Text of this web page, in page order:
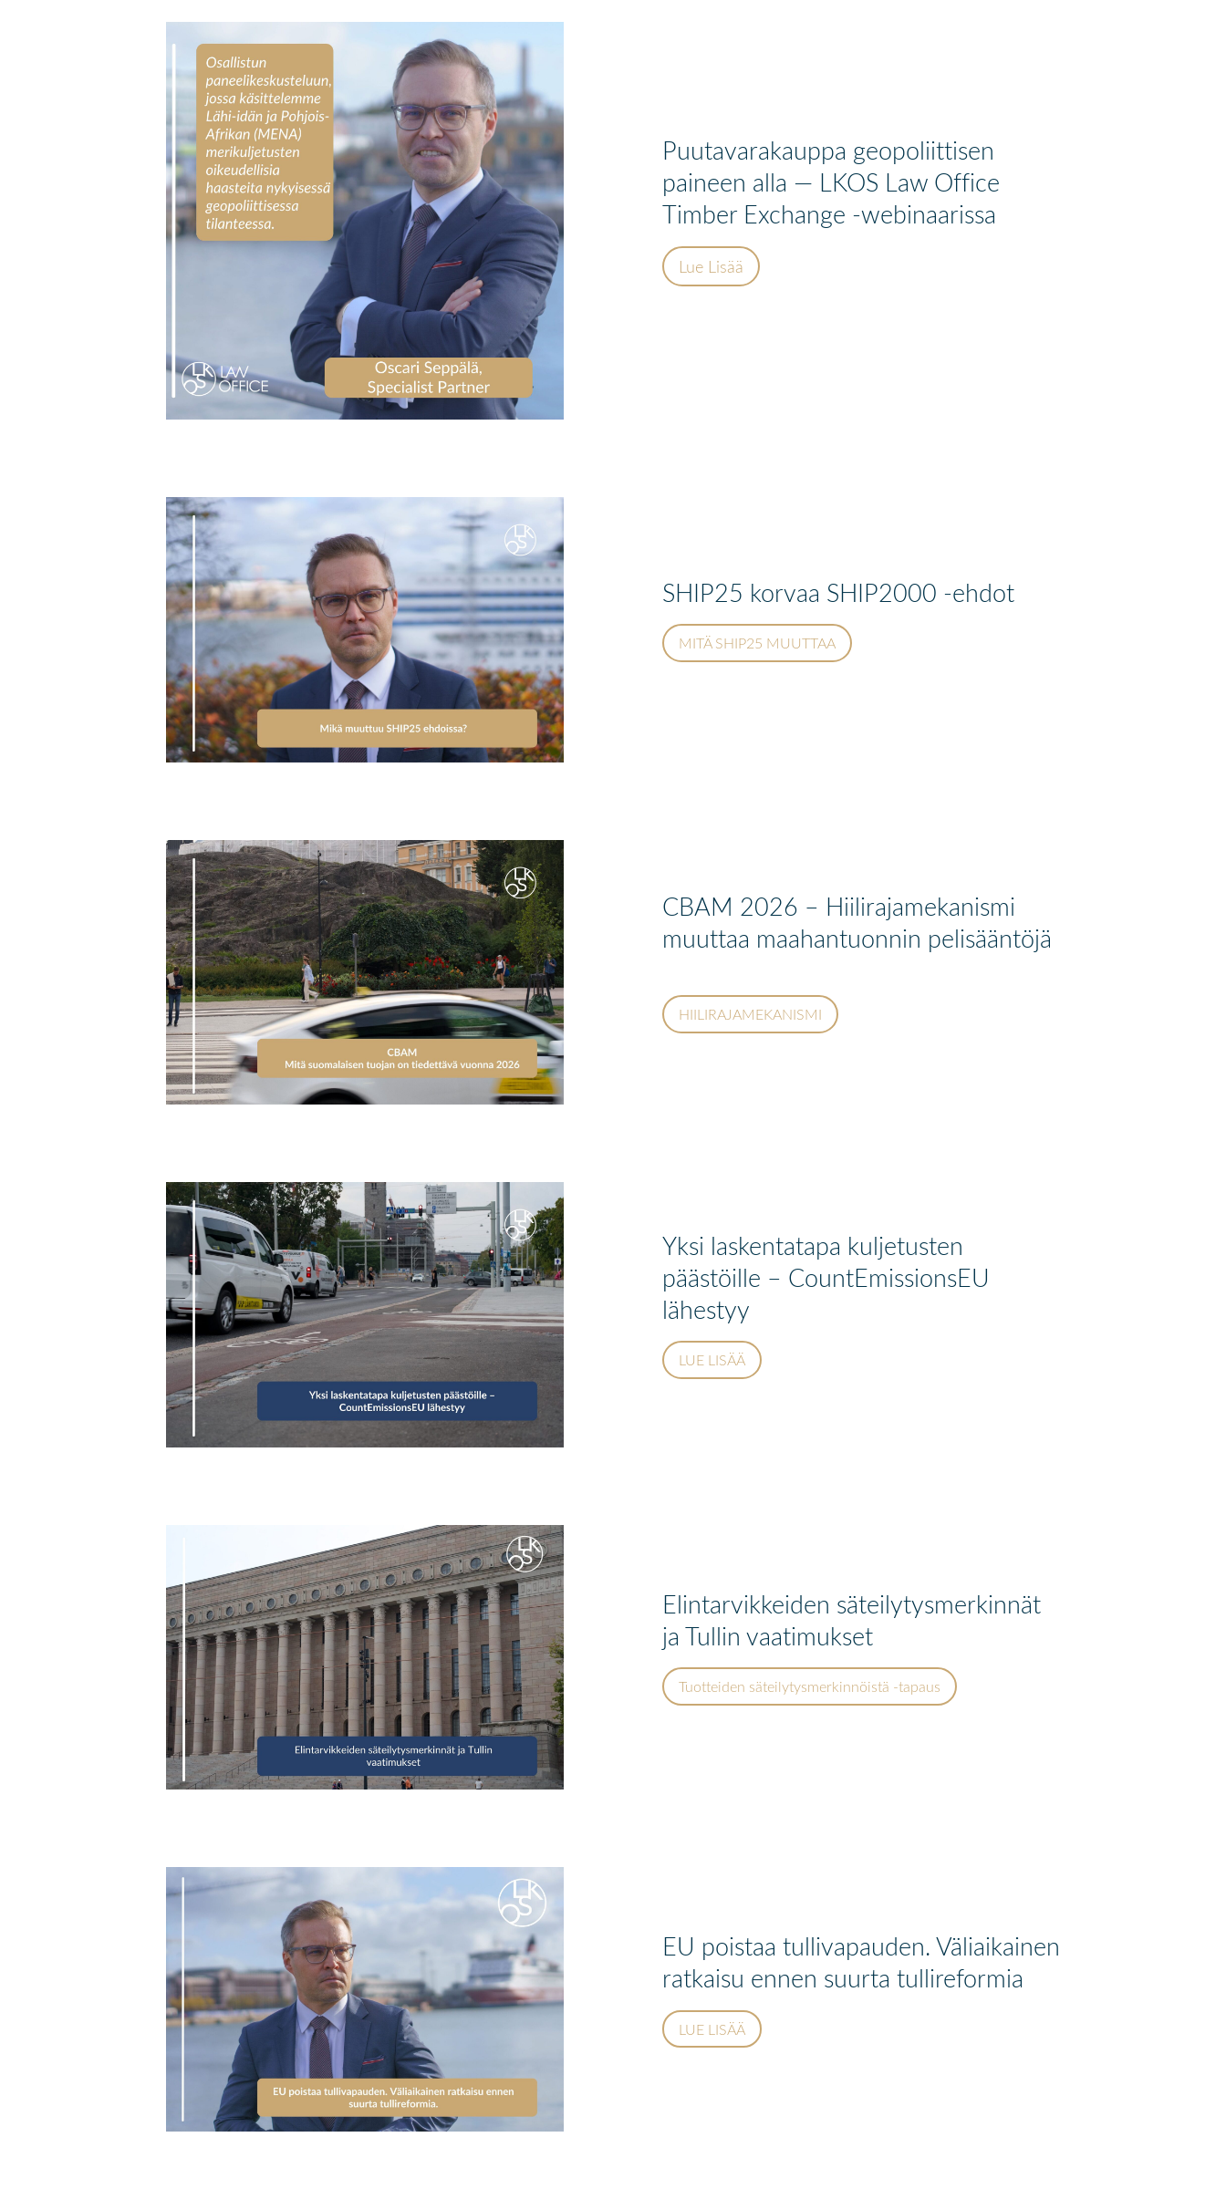
Puutavarakauppa geopoliittisen
paineen alla — LKOS Law Office
Timber Exchange -webinaarissa
Lue Lisää
SHIP25 korvaa SHIP2000 -ehdot
MITÄ SHIP25 MUUTTAA
CBAM 2026 – Hiilirajamekanismi
muuttaa maahantuonnin pelisääntöjä
HIILIRAJAMEKANISMI
Yksi laskentatapa kuljetusten
päästöille – CountEmissionsEU
lähestyy
LUE LISÄÄ
Elintarvikkeiden säteilytysmerkinnät
ja Tullin vaatimukset
Tuotteiden säteilytysmerkinnöistä -tapaus
EU poistaa tullivapauden. Väliaikainen
ratkaisu ennen suurta tullireformia
LUE LISÄÄ